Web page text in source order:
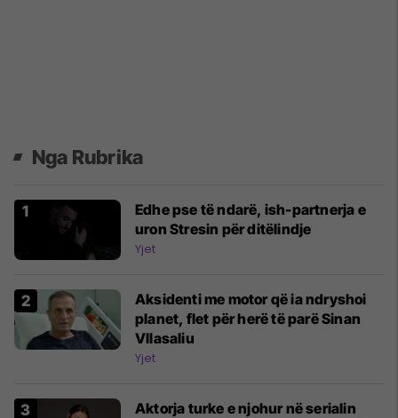
Nga Rubrika
Edhe pse të ndarë, ish-partnerja e
uron Stresin për ditëlindje
Yjet
Aksidenti me motor që ia ndryshoi
planet, flet për herë të parë Sinan
Vllasaliu
Yjet
Aktorja turke e njohur në serialin